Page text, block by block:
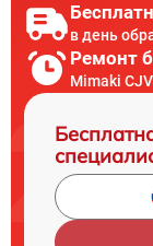
в день
Ремонт
Mimaki